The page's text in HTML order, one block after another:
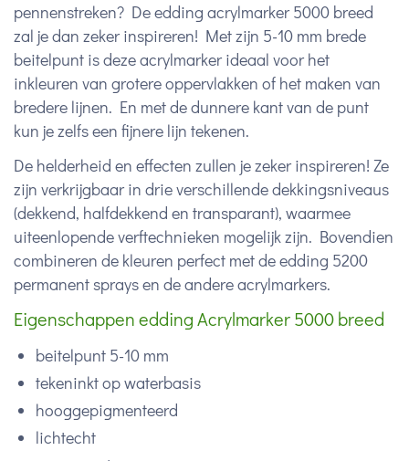
pennenstreken? De edding acrylmarker 5000 breed
zal je dan zeker inspireren! Met zijn 5-10 mm brede
beitelpunt is deze acrylmarker ideaal voor het
inkleuren van grotere oppervlakken of het maken van
bredere lijnen. En met de dunnere kant van de punt
kun je zelfs een fijnere lijn tekenen.
De helderheid en effecten zullen je zeker inspireren! Ze
zijn verkrijgbaar in drie verschillende dekkingsniveaus
(dekkend, halfdekkend en transparant), waarmee
uiteenlopende verftechnieken mogelijk zijn. Bovendien
combineren de kleuren perfect met de edding 5200
permanent sprays en de andere acrylmarkers.
Eigenschappen edding Acrylmarker 5000 breed
beitelpunt 5-10 mm
tekeninkt op waterbasis
hooggepigmenteerd
lichtecht